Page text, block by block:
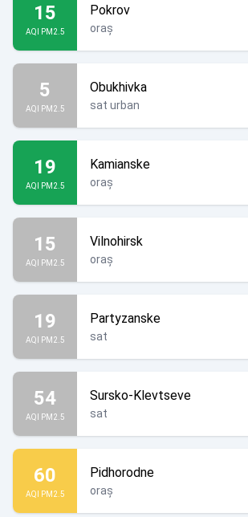
15
AQI PM2.5
Pokrov
oraș
5
AQI PM2.5
Obukhivka
sat urban
19
AQI PM2.5
Kamianske
oraș
15
AQI PM2.5
Vilnohirsk
oraș
19
AQI PM2.5
Partyzanske
sat
54
AQI PM2.5
Sursko-Klevtseve
sat
60
AQI PM2.5
Pidhorodne
oraș